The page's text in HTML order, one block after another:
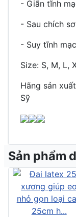
- Giãn tĩnh
- Sau chích
- Suy tĩnh
Size: S, M, L,
Hãng sản
Sỹ
Sản phẩm